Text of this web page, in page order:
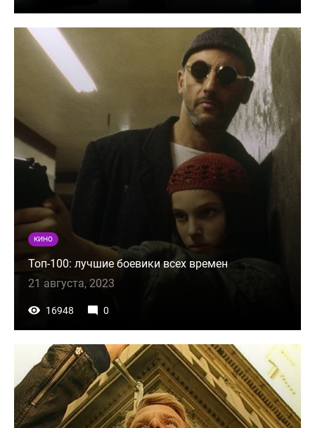
КИНО
Топ-100: лучшие боевики всех времен
21 августа, 2023
16948 0